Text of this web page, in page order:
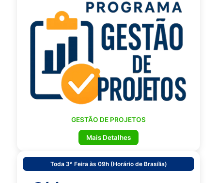
GESTÃO DE PROJETOS
Mais Detalhes
Toda 3ª Feira às 09h (Horário de Brasília)